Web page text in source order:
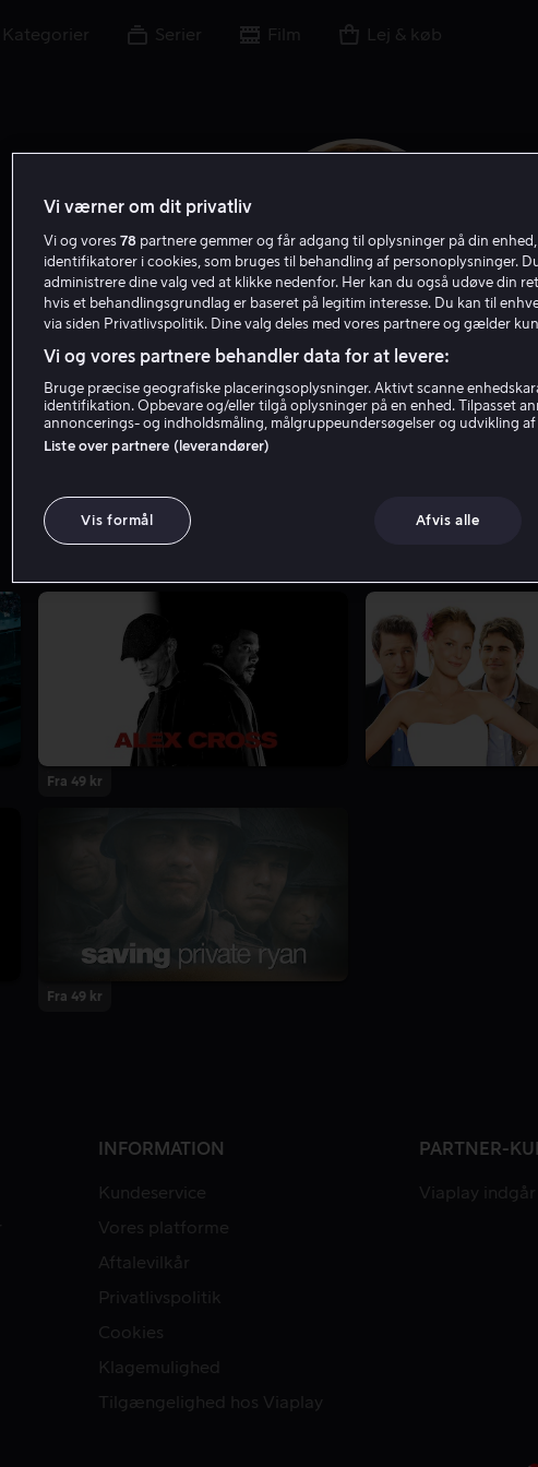
Kategorier Serier Film Lej & køb
Edward Burns
Filmproducent Filmmager Skuespiller
Fra 49 kr
Fra 49 kr
INFORMATION
Kundeservice
Vores platforme
Aftalevilkår
Privatlivspolitik
Cookies
Klagemulighed
Tilgængelighed hos Viaplay
PARTNER-
Viaplay indgår
Vi værner om dit privatliv
Vi og vores 78 partnere gemmer og får adgang til oplysninger på din
identifikatorer i cookies, som bruges til behandling af personoplysninger.
administrere dine valg ved at klikke nedenfor. Her kan du også udøve din
hvis et behandlingsgrundlag er baseret på legitim interesse. Du kan til
via siden Privatlivspolitik. Dine valg deles med vores partnere og gælder
Vi og vores partnere behandler data for at levere:
Bruge præcise geografiske placeringsoplysninger. Aktivt scanne
identifikation. Opbevare og/eller tilgå oplysninger på en enhed. Tilpasset
annoncerings- og indholdsmåling, målgruppeundersøgelser og udvikling af
Liste over partnere (leverandører)
Vis formål Afvis alle